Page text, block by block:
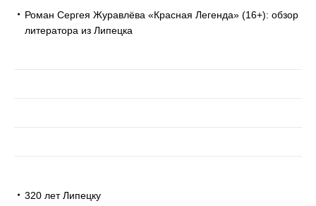
Роман Сергея Журавлёва «Красная Легенда» (16+): обзор
литератора из Липецка
320 лет Липецку